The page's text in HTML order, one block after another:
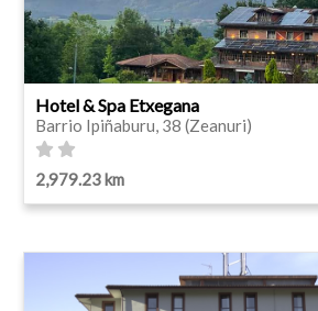
Hotel & Spa Etxegana
Barrio Ipiñaburu, 38 (Zeanuri)
2,979.23 km